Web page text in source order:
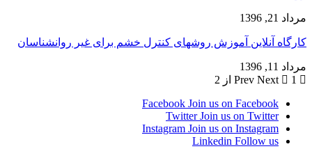
مرداد 21, 1396
کارگاه آنلاین آموزش روشهای کنترل خشم برای غیر روانشناسان
مرداد 11, 1396
Next
1 از 2
Facebook Join us on Facebook
Twitter Join us on Twitter
Instagram Join us on Instagram
Linkedin Follow us